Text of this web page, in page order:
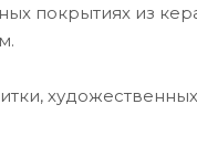
покрытиях из